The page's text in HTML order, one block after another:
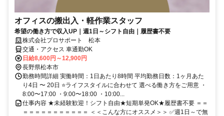
オフィスの搬出入・軽作業スタッフ
希望の働き方で収入UP｜週1日～シフト自由｜履歴書不要
株式会社プロサポート 松本
交通・アクセス 車通勤OK
日給8,600円～12,900円
長野県松本市
勤務時間詳細 実働時間：1日あたり8時間 平均勤務日数：1ヶ月あた
り4日 〜 20日 ⭐ライフスタイルに合わせて 選べる働き方をご用意 ・
8:00〜17:00 ・9:00〜18:00 ・10:00...
仕事内容 ★未経験歓迎！シフト自由★短期単発OK★履歴書不要 ＝＝
＝＝＝＝＝＝＝＝＝＝＝ ＜＜こんな方にオススメ＞＞ ✅週1日～で無